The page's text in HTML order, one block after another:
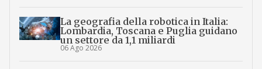
La geografia della robotica in Italia:
Lombardia, Toscana e Puglia guidano
un settore da 1,1 miliardi
06 Ago 2026